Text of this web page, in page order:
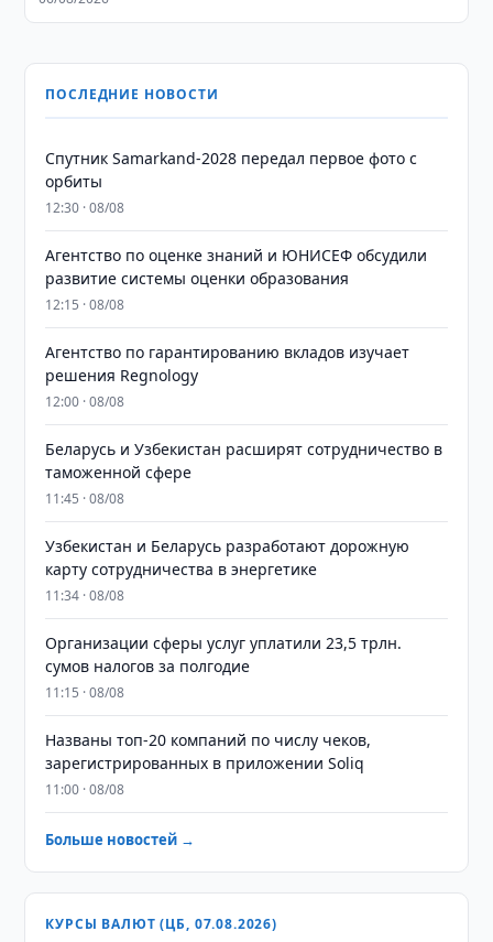
ПОСЛЕДНИЕ НОВОСТИ
Спутник Samarkand-2028 передал первое фото с
орбиты
12:30 · 08/08
Агентство по оценке знаний и ЮНИСЕФ обсудили
развитие системы оценки образования
12:15 · 08/08
Агентство по гарантированию вкладов изучает
решения Regnology
12:00 · 08/08
Беларусь и Узбекистан расширят сотрудничество в
таможенной сфере
11:45 · 08/08
Узбекистан и Беларусь разработают дорожную
карту сотрудничества в энергетике
11:34 · 08/08
Организации сферы услуг уплатили 23,5 трлн.
сумов налогов за полгодие
11:15 · 08/08
Названы топ-20 компаний по числу чеков,
зарегистрированных в приложении Soliq
11:00 · 08/08
Больше новостей →
КУРСЫ ВАЛЮТ (ЦБ, 07.08.2026)